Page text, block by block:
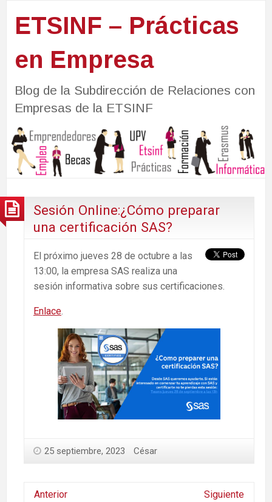
ETSINF – Prácticas
en Empresa
Blog de la Subdirección de Relaciones con
Empresas de la ETSINF
Sesión Online:¿Cómo preparar
una certificación SAS?
El próximo jueves 28 de octubre a las
13:00, la empresa SAS realiza una
sesión informativa sobre sus certificaciones.
Enlace
25 septiembre, 2023 César
Anterior Siguiente